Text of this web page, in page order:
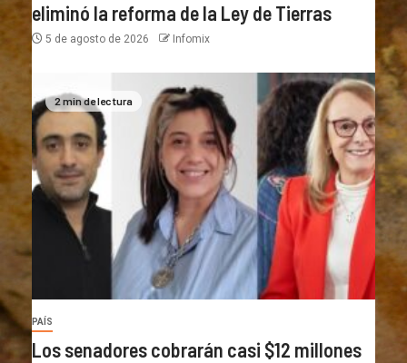
eliminó la reforma de la Ley de Tierras
5 de agosto de 2026 Infomix
2 min de lectura
PAÍS
Los senadores cobrarán casi $12 millones